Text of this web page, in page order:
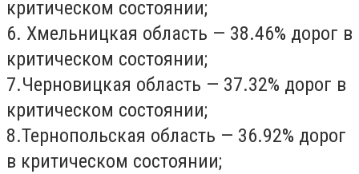
критическом состоянии;
6. Хмельницкая область — 38.46% дорог в
критическом состоянии;
7.Черновицкая область — 37.32% дорог в
критическом состоянии;
8.Тернопольская область — 36.92% дорог
в критическом состоянии;